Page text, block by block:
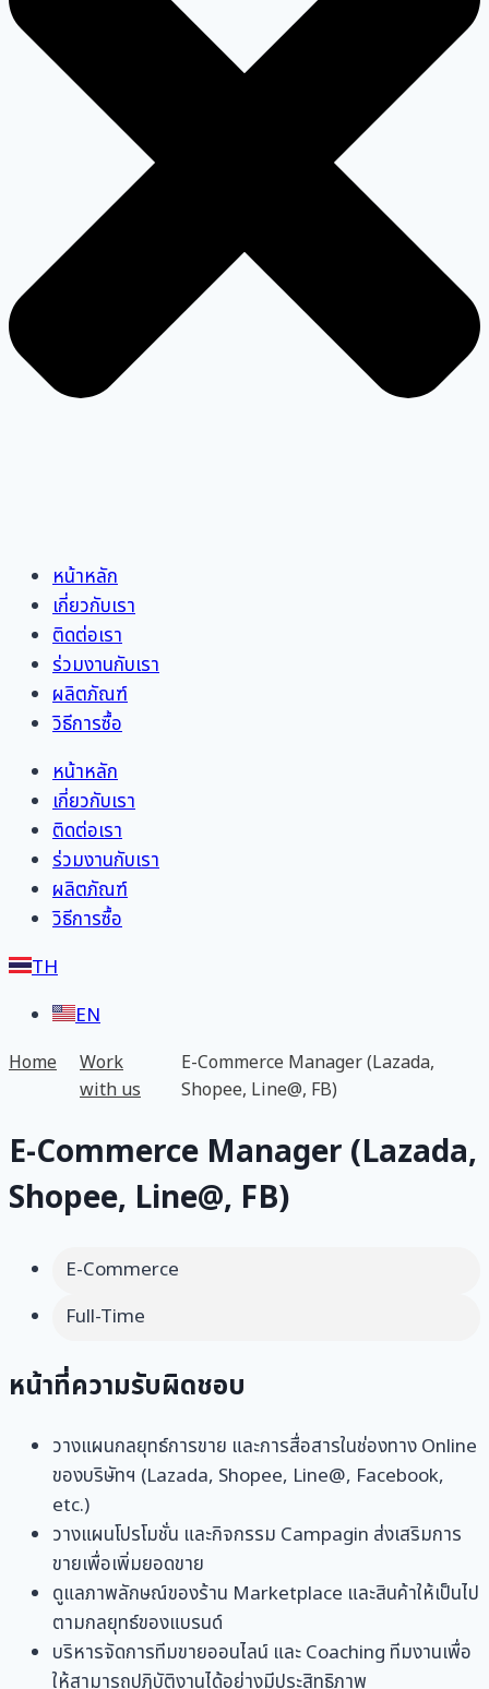
หน้าหลัก
เกี่ยวกับเรา
ติดต่อเรา
ร่วมงานกับเรา
ผลิตภัณฑ์
วิธีการซื้อ
หน้าหลัก
เกี่ยวกับเรา
ติดต่อเรา
ร่วมงานกับเรา
ผลิตภัณฑ์
วิธีการซื้อ
TH
EN
Home
Work
with us
E-Commerce Manager (Lazada,
Shopee, Line@, FB)
E-Commerce Manager (Lazada,
Shopee, Line@, FB)
E-Commerce
Full-Time
หน้าที่ความรับผิดชอบ
วางแผนกลยุทธ์การขาย และการสื่อสารในช่องทาง Online
ของบริษัทฯ (Lazada, Shopee, Line@, Facebook,
etc.)
วางแผนโปรโมชั่น และกิจกรรม Campagin ส่งเสริมการ
ขายเพื่อเพิ่มยอดขาย
ดูแลภาพลักษณ์ของร้าน Marketplace และสินค้าให้เป็นไป
ตามกลยุทธ์ของแบรนด์
บริหารจัดการทีมขายออนไลน์ และ Coaching ทีมงานเพื่อ
ให้สามารถปฏิบัติงานได้อย่างมีประสิทธิภาพ